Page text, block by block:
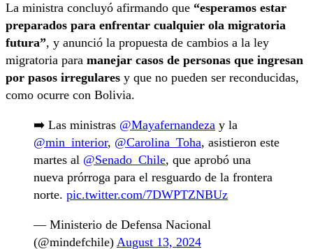
La ministra concluyó afirmando que “esperamos estar
preparados para enfrentar cualquier ola migratoria
futura”, y anunció la propuesta de cambios a la ley
migratoria para manejar casos de personas que ingresan
por pasos irregulares y que no pueden ser reconducidas,
como ocurre con Bolivia.
➡️ Las ministras @Mayafernandeza y la
@min_interior, @Carolina_Toha, asistieron este
martes al @Senado_Chile, que aprobó una
nueva prórroga para el resguardo de la frontera
norte. pic.twitter.com/7DWPTZNBUz
— Ministerio de Defensa Nacional
(@mindefchile) August 13, 2024